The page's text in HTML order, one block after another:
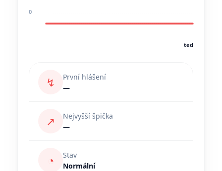
0
teď
↯
První hlášení
—
↗
Nejvyšší špička
—
◔
Stav
Normální